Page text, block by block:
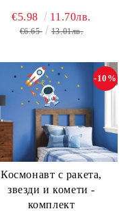
€5.98 11.70лв.
€6.65 13.01лв.
Космонавт с ракета,
звезди и комети -
комплект
-10%